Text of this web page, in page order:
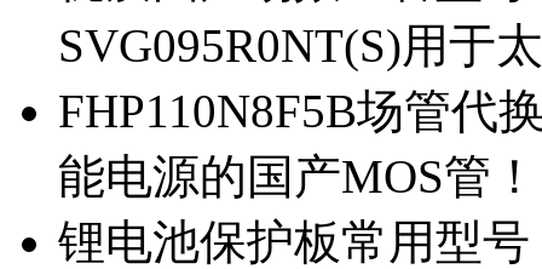
SVG095R0NT(S)用于
FHP110N8F5B场管代
能电源的国产MOS管！
锂电池保护板常用型